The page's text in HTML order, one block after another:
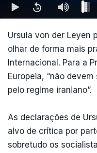
Ursula von der Leyen
olhar de forma mais
Internacional. Para a
Europeia, “não
pelo regime iraniano”.
As declarações de
alvo de crítica por
sobretudo os